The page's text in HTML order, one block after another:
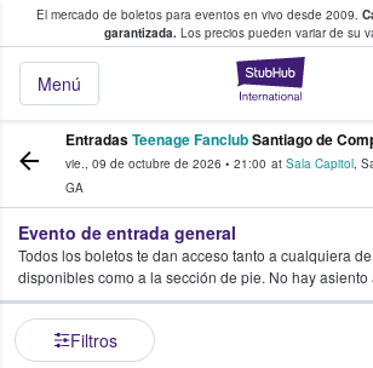
El mercado de boletos para eventos en vivo desde 2009.
garantizada. Los precios pueden variar de su
Menú
fans compran y venden
EntradasTeenage FanclubSantiago de
vie., 09 de octubre de 2026 • 21:00 at Sala Capitol,
GA
Evento de entrada general
Todos los boletos te dan acceso tanto a cualquiera
disponibles como a la sección de pie. No hay asiento
Filtros